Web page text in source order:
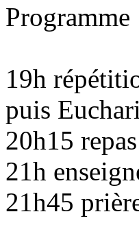
Programme
19h
puis
20h15
21h
21h45